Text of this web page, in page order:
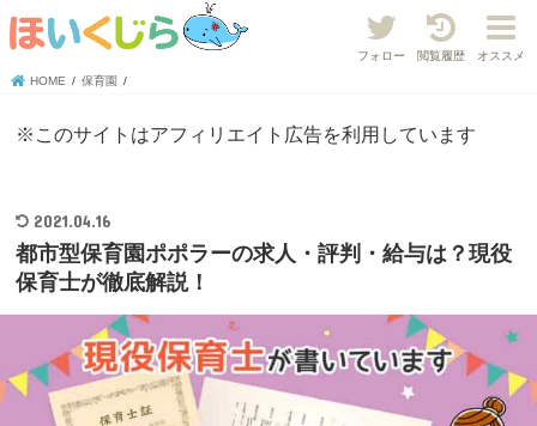
フォロー 閲覧履歴
オススメ
HOME
保育園
※このサイトはアフィリエイト広告を利用しています
2021.04.16
都市型保育園ポポラーの求人・評判・給与は？現役
保育士が徹底解説！